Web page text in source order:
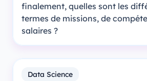
finalement, quelles sont les
termes de missions, de
salaires ?
Data Science